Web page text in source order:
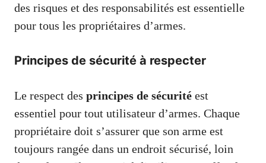
des risques et des responsabilités est essentielle
pour tous les propriétaires d’armes.
Principes de sécurité à respecter
Le respect des principes de sécurité est
essentiel pour tout utilisateur d’armes. Chaque
propriétaire doit s’assurer que son arme est
toujours rangée dans un endroit sécurisé, loin